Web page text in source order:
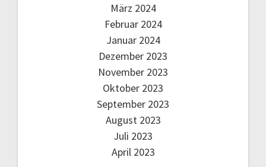
März 2024
Februar 2024
Januar 2024
Dezember 2023
November 2023
Oktober 2023
September 2023
August 2023
Juli 2023
April 2023